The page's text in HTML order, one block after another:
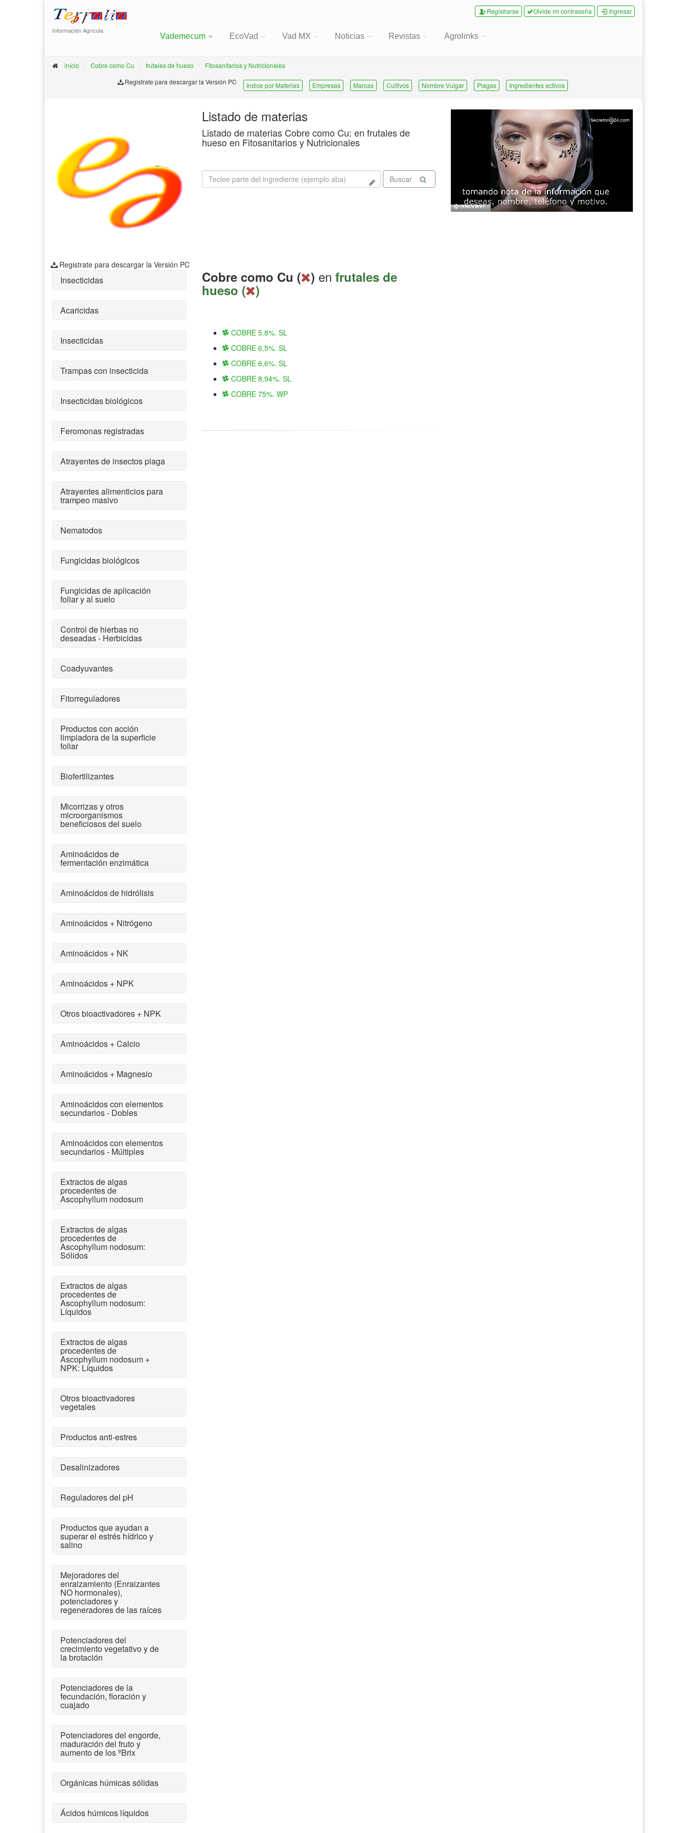
Información Agrícola
Registrarse Olvide mi contraseña Ingresar
Vademecum EcoVad Vad MX Noticias Revistas Agrolinks
inicio Cobre como Cu frutales de hueso
Fitosanitarios y Nutricionales
Registrate para descargar la Versión PC
Indice por Materias Empresas Marcas Cultivos Nombre Vulgar Plagas Ingredientes activos
Registrate para descargar la Versión PC
Listado de materias
Listado de materias Cobre como Cu: en frutales de
hueso en Fitosanitarios y Nutricionales
Buscar
Insecticidas
Acaricidas
Insecticidas
Trampas con insecticida
Insecticidas biológicos
Feromonas registradas
Atrayentes de insectos plaga
Atrayentes alimenticios para
trampeo masivo
Nematodos
Fungicidas biológicos
Fungicidas de aplicación
foliar y al suelo
Control de hierbas no
deseadas - Herbicidas
Coadyuvantes
Fitorreguladores
Productos con acción
limpiadora de la superficie
foliar
Biofertilizantes
Micorrizas y otros
microorganismos
beneficiosos del suelo
Aminoácidos de
fermentación enzimática
Aminoácidos de hidrólisis
Aminoácidos + Nitrógeno
Aminoácidos + NK
Aminoácidos + NPK
Otros bioactivadores + NPK
Aminoácidos + Calcio
Aminoácidos + Magnesio
Aminoácidos con elementos
secundarios - Dobles
Aminoácidos con elementos
secundarios - Múltiples
Extractos de algas
procedentes de
Ascophyllum nodosum
Extractos de algas
procedentes de
Ascophyllum nodosum:
Sólidos
Extractos de algas
procedentes de
Ascophyllum nodosum:
Líquidos
Extractos de algas
procedentes de
Ascophyllum nodosum +
NPK: Líquidos
Otros bioactivadores
vegetales
Productos anti-estres
Desalinizadores
Reguladores del pH
Productos que ayudan a
superar el estrés hídrico y
salino
Mejoradores del
enraizamiento (Enraizantes
NO hormonales),
potenciadores y
regeneradores de las raíces
Potenciadores del
crecimiento vegetativo y de
la brotación
Potenciadores de la
fecundación, floración y
cuajado
Potenciadores del engorde,
maduración del fruto y
aumento de los ºBrix
Orgánicas húmicas sólidas
Ácidos húmicos líquidos
Cobre como Cu ( ) en frutales de
hueso ( )
COBRE 5,8%. SL
COBRE 6,5%. SL
COBRE 6,6%. SL
COBRE 8,94%. SL
COBRE 75%. WP